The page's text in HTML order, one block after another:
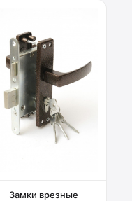
Замки врезные